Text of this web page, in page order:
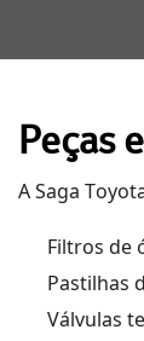
Peças
ASaga
Filtros de
Pastilhas
Válvulas